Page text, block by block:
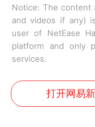
Notice: The content
and videos if any)
user of NetEase
platform and only
services.
打开网易